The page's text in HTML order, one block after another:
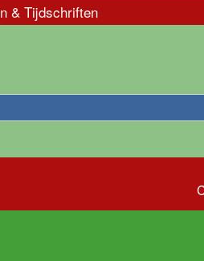
& Tijdschriften